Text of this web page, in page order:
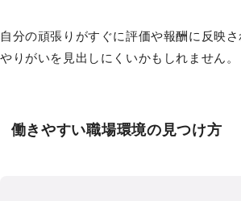
自分の頑張りがすぐに評価や報酬に反映さ
やりがいを見出しにくいかもしれません。
働きやすい職場環境の見つけ方